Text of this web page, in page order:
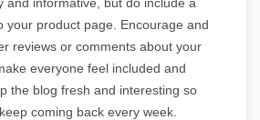
your product page. Encourage and
reviews or comments about your
everyone feel included and
the blog fresh and interesting so
coming back every week.